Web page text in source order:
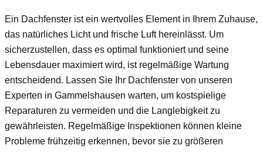
Ein Dachfenster ist ein wertvolles Element in Ihrem Zuhause,
das natürliches Licht und frische Luft hereinlässt. Um
sicherzustellen, dass es optimal funktioniert und seine
Lebensdauer maximiert wird, ist regelmäßige Wartung
entscheidend. Lassen Sie Ihr Dachfenster von unseren
Experten in Gammelshausen warten, um kostspielige
Reparaturen zu vermeiden und die Langlebigkeit zu
gewährleisten. Regelmäßige Inspektionen können kleine
Probleme frühzeitig erkennen, bevor sie zu größeren